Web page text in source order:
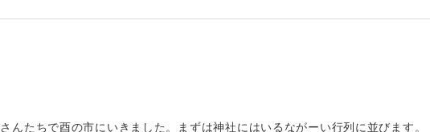
んたちで酉の市にいきました。まずは神社にはいるながーい行列に並びます。